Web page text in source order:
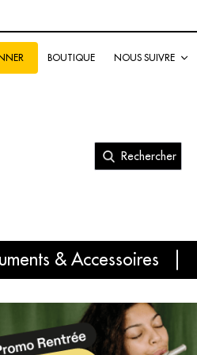
BOUTIQUE NOUS SUIVRE
Rechercher
& Accessoires